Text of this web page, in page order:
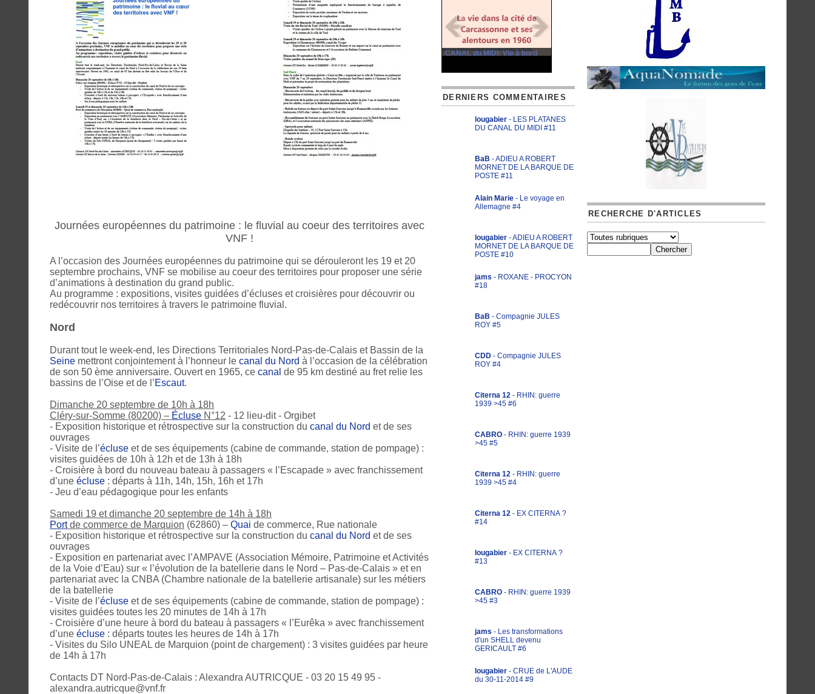
Journées européennes du patrimoine : le fluvial au coeur des territoires avec
VNF !
A l’occasion des Journées européennes du patrimoine qui se dérouleront les 19 et 20
septembre prochains, VNF se mobilise au coeur des territoires pour proposer une série
d’animations à destination du grand public.
Au programme : expositions, visites guidées d’écluses et croisières pour découvrir ou
redécouvrir nos territoires à travers le patrimoine fluvial.
Nord
Durant tout le week-end, les Directions Territoriales Nord-Pas-de-Calais et Bassin de la
Seine mettront conjointement à l’honneur le canal du Nord à l’occasion de la célébration
de son 50 ème anniversaire. Ouvert en 1965, ce canal de 95 km destiné au fret relie les
bassins de l’Oise et de l’Escaut.
Dimanche 20 septembre de 10h à 18h
Cléry-sur-Somme (80200) – Écluse N°12 - 12 lieu-dit - Orgibet
- Exposition historique et rétrospective sur la construction du canal du Nord et de ses
ouvrages
- Visite de l’écluse et de ses équipements (cabine de commande, station de pompage) :
visites guidées de 10h à 12h et de 13h à 18h
- Croisière à bord du nouveau bateau à passagers « l’Escapade » avec franchissement
d’une écluse : départs à 11h, 14h, 15h, 16h et 17h
- Jeu d’eau pédagogique pour les enfants
Samedi 19 et dimanche 20 septembre de 14h à 18h
Portde commerce de Marquion (62860) – Quai de commerce, Rue nationale
- Exposition historique et rétrospective sur la construction du canal du Nord et de ses
ouvrages
- Exposition en partenariat avec l’AMPAVE (Association Mémoire, Patrimoine et Activités
de la Voie d’Eau) sur « l’évolution de la batellerie dans le Nord – Pas-de-Calais » et en
partenariat avec la CNBA (Chambre nationale de la batellerie artisanale) sur les métiers
de la batellerie
- Visite de l’écluse et de ses équipements (cabine de commande, station de pompage) :
visites guidées toutes les 20 minutes de 14h à 17h
- Croisière d’une heure à bord du bateau à passagers « l’Eurêka » avec franchissement
d’une écluse : départs toutes les heures de 14h à 17h
- Visites du Silo UNEAL de Marquion (point de chargement) : 3 visites guidées par heure
de 14h à 17h
Contacts DT Nord-Pas-de-Calais : Alexandra AUTRICQUE - 03 20 15 49 95 -
alexandra.autricque@vnf.fr
CANAL du MIDI: Vie à bord
DERNIERS COMMENTAIRES
lougabier - LES PLATANES
DU CANAL DU MIDI #11
BaB - ADIEU A ROBERT
MORNET DE LA BARQUE DE
POSTE #11
Alain Marie - Le voyage en
Allemagne #4
lougabier - ADIEU A ROBERT
MORNET DE LA BARQUE DE
POSTE #10
jams - ROXANE - PROCYON
#18
BaB - Compagnie JULES
ROY #5
CDD - Compagnie JULES
ROY #4
Citerna 12 - RHIN: guerre
1939 >45 #6
CABRO - RHIN: guerre 1939
>45 #5
Citerna 12 - RHIN: guerre
1939 >45 #4
Citerna 12 - EX CITERNA ?
#14
lougabier - EX CITERNA ?
#13
CABRO - RHIN: guerre 1939
>45 #3
jams - Les transformations
d'un SHELL devenu
GERICAULT #6
lougabier - CRUE de L'AUDE
du 30-11-2014 #9
RECHERCHE D'ARTICLES